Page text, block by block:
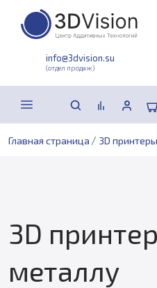
info@3dvision.su
(отдел продаж)
Главная страница / 3D принтеры
3D
металлу